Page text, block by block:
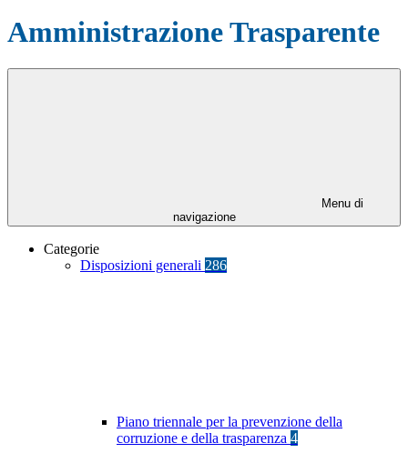
Amministrazione Trasparente
Menu di
navigazione
Categorie
Disposizioni generali 286
Piano triennale per la prevenzione della
corruzione e della trasparenza 4